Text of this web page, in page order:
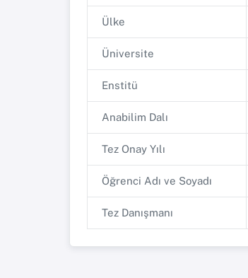
Ülke
Üniversite
Enstitü
Anabilim Dalı
Tez Onay Yılı
Öğrenci Adı ve Soyadı
Tez Danışmanı